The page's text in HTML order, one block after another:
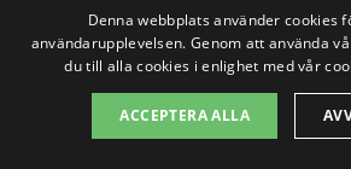
erbjuder oftast bättre
arbete.
Geografiskt läge:
Denna webbplats använder cookies
användarupplevelsen. Genom att använda
du till alla cookies i enlighet med vår
ACCEPTERA ALLA